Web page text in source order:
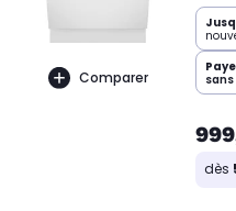
Comparer
dès